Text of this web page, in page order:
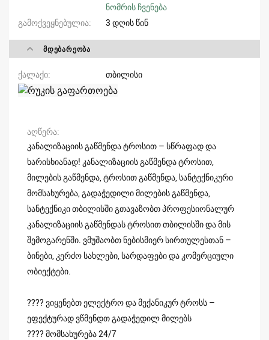
ნომრის ჩვენება
გამოქვეყნებულია
3 დღის წინ
ᲛᲓᲔᲑᲐᲠᲔᲝᲑᲐ
ქალაქი თბილისი
აღწერა
კანალიზაციის გაწმენდა ტროსით – სწრაფად და
ხარისხიანად! კანალიზაციის გაწმენდა ტროსით,
მილების გაწმენდა, ტროსით გაწმენდა, სანტექნიკური
მომსახურება, გადაჭედილი მილების გაწმენდა,
სანტექნიკი თბილისში გთავაზობთ პროფესიონალურ
კანალიზაციის გაწმენდას ტროსით თბილისში და მის
შემოგარენში. ვმუშაობთ ნებისმიერ სირთულესთან –
ბინები, კერძო სახლები, სარდაფები და კომერციული
ობიექტები.
????️ ვიყენებთ ელექტრო და მექანიკურ ტროსს –
ეფექტურად ვწმენდთ გადაჭედილ მილებს
???? მომსახურება 24/7